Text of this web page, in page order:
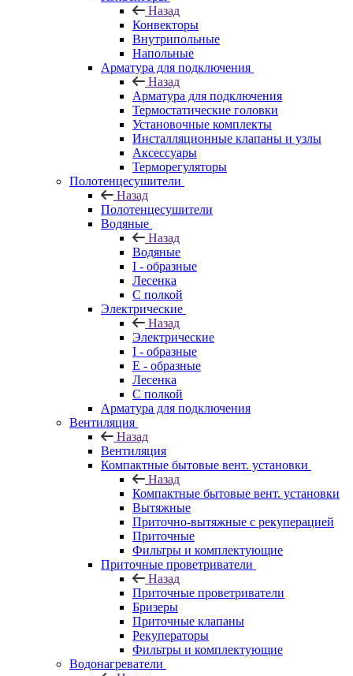
Назад
Конвекторы
Внутрипольные
Напольные
Арматура для подключения
Назад
Арматура для подключения
Термостатические головки
Установочные комплекты
Инсталляционные клапаны и узлы
Аксессуары
Терморегуляторы
Полотенцесушители
Назад
Полотенцесушители
Водяные
Назад
Водяные
I - образные
Лесенка
С полкой
Электрические
Назад
Электрические
I - образные
E - образные
Лесенка
С полкой
Арматура для подключения
Вентиляция
Назад
Вентиляция
Компактные бытовые вент. установки
Назад
Компактные бытовые вент. установки
Вытяжные
Приточно-вытяжные с рекуперацией
Приточные
Фильтры и комплектующие
Приточные проветриватели
Назад
Приточные проветриватели
Бризеры
Приточные клапаны
Рекуператоры
Фильтры и комплектующие
Водонагреватели